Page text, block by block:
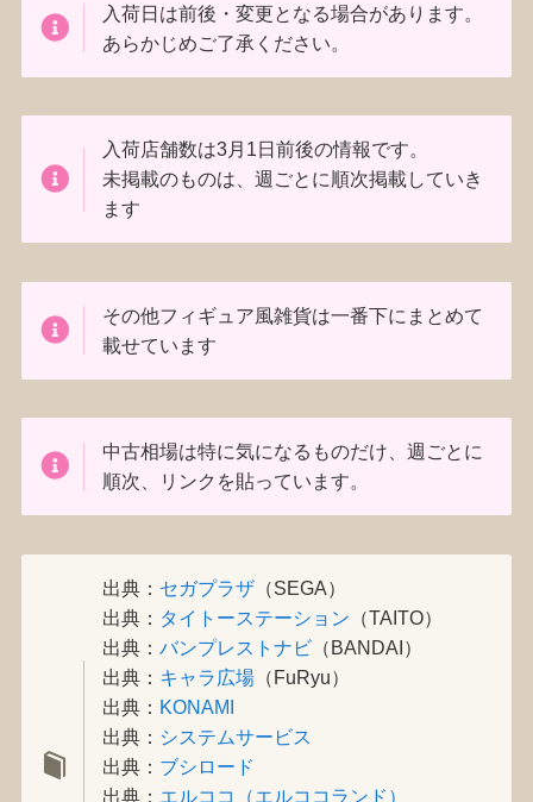
入荷日は前後・変更となる場合があります。
あらかじめご了承ください。
入荷店舗数は3月1日前後の情報です。
未掲載のものは、週ごとに順次掲載していき
ます
その他フィギュア風雑貨は一番下にまとめて
載せています
中古相場は特に気になるものだけ、週ごとに
順次、リンクを貼っています。
出典： セガプラザ （SEGA）
出典： タイトーステーション （TAITO）
出典：バンプレストナビ （BANDAI）
出典： キャラ広場 （FuRyu）
出典： KONAMI
出典： システムサービス
出典： ブシロード
出典： エルココ（エルココランド）